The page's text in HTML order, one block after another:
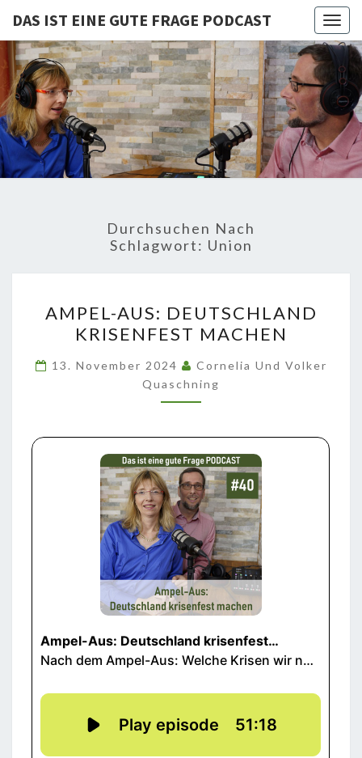
DAS IST EINE GUTE FRAGE PODCAST
DAS IST
EINE
GUTE
FRAGE
PODCAST
Von Cornelia Und
Volker
Quaschning – Der
Podcast Zur
Klimakrise Und
Energierevolution
Energiewende-
Fakten Und
Hintergründe
Durchsuchen Nach
Schlagwort: Union
AUS:
DEUTSCHLAND
KRISENFEST
MACHEN
AMPEL-AUS: DEUTSCHLAND
KRISENFEST MACHEN
13. November 2024
Cornelia Und Volker
Quaschning